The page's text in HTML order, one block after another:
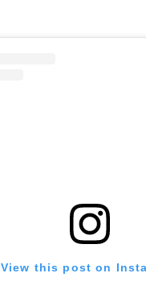
View this post on